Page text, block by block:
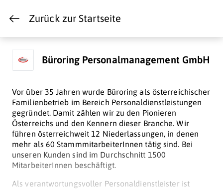
Zurück zur Startseite
Büroring Personalmanagement GmbH
Vor über 35 Jahren wurde Büroring als österreichischer
Familienbetrieb im Bereich Personaldienstleistungen
gegründet. Damit zählen wir zu den Pionieren
Österreichs und den Kennern dieser Branche. Wir
führen österreichweit 12 Niederlassungen, in denen
mehr als 60 StammmitarbeiterInnen tätig sind. Bei
unseren Kunden sind im Durchschnitt 1500
MitarbeiterInnen beschäftigt.
Als verantwortungsvoller Personaldienstleister ist